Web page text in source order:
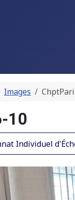
Images
10
Individuel